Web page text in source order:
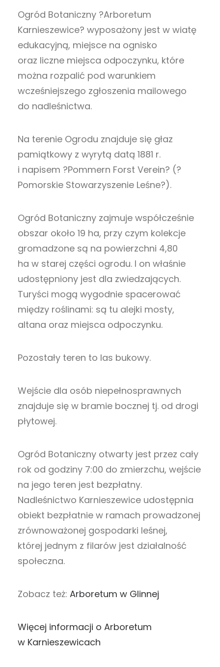
Ogród Botaniczny ?Arboretum
Karnieszewice? wyposażony jest w wiatę
edukacyjną, miejsce na ognisko
oraz liczne miejsca odpoczynku, które
można rozpalić pod warunkiem
wcześniejszego zgłoszenia mailowego
do nadleśnictwa.
Na terenie Ogrodu znajduje się głaz
pamiątkowy z wyrytą datą 1881 r.
i napisem ?Pommern Forst Verein? (?
Pomorskie Stowarzyszenie Leśne?).
Ogród Botaniczny zajmuje współcześnie
obszar około 19 ha, przy czym kolekcje
gromadzone są na powierzchni 4,80
ha w starej części ogrodu. I on właśnie
udostępniony jest dla zwiedzających.
Turyści mogą wygodnie spacerować
między roślinami: są tu alejki mosty,
altana oraz miejsca odpoczynku.
Pozostały teren to las bukowy.
Wejście dla osób niepełnosprawnych
znajduje się w bramie bocznej tj. od drogi
płytowej.
Ogród Botaniczny otwarty jest przez cały
rok od godziny 7:00 do zmierzchu, wejście
na jego teren jest bezpłatny.
Nadleśnictwo Karnieszewice udostępnia
obiekt bezpłatnie w ramach prowadzonej
zrównoważonej gospodarki leśnej,
której jednym z filarów jest działalność
społeczna.
Zobacz też: Arboretum w Glinnej
Więcej informacji o Arboretum
w Karnieszewicach